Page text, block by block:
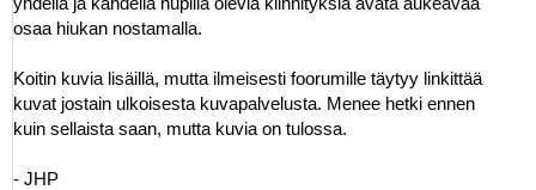
osaa hiukan nostamalla.
Koitin kuvia lisäillä, mutta ilmeisesti foorumille täytyy linkittää
kuvat jostain ulkoisesta kuvapalvelusta. Menee hetki ennen
kuin sellaista saan, mutta kuvia on tulossa.
- JHP